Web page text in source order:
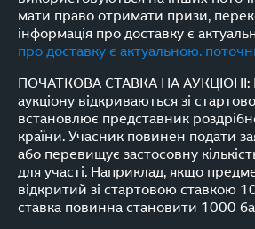
мати право отримати призи,
інформація про доставку є
про доставку є актуальною.
ПОЧАТКОВА СТАВКА НА АУКЦІОНІ:
аукціону відкриваються зі
встановлює представник
країни. Учасник повинен подати
або перевищує застосовну
для участі. Наприклад, якщо
відкритий зі стартовою ставкою
ставка повинна становити 1000